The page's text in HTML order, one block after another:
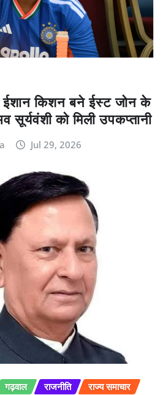
ईशान किशन बने ईस्ट जोन के
सूर्यवंशी को मिली उपकप्तानी
Jul 29, 2026
गढ़वाल राजनीति राज्य समाचार